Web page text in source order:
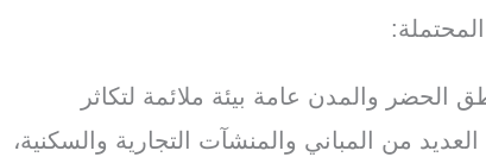
الحضر والمدن عامة بيئة ملائمة لتكاثر
من المباني والمنشآت التجارية والسكنية،